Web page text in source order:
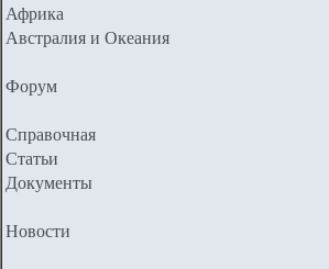
Африка
Австралия и Океания
Форум
Справочная
Статьи
Документы
Новости